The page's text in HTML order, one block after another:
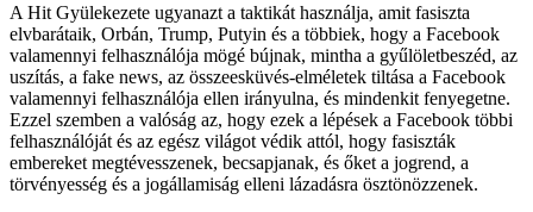
A Hit Gyülekezete ugyanazt a taktikát használja, amit fasiszta
elvbarátaik, Orbán, Trump, Putyin és a többiek, hogy a Facebook
valamennyi felhasználója mögé bújnak, mintha a gyűlöletbeszéd, az
uszítás, a fake news, az összeesküvés-elméletek tiltása a Facebook
valamennyi felhasználója ellen irányulna, és mindenkit fenyegetne.
Ezzel szemben a valóság az, hogy ezek a lépések a Facebook többi
felhasználóját és az egész világot védik attól, hogy fasiszták
embereket megtévesszenek, becsapjanak, és őket a jogrend, a
törvényesség és a jogállamiság elleni lázadásra ösztönözzenek.